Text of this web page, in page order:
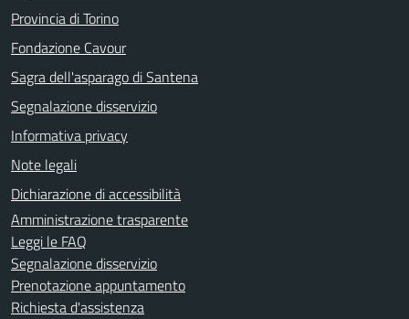
Provincia di Torino
Fondazione Cavour
Sagra dell'asparago di Santena
Segnalazione disservizio
Informativa privacy
Note legali
Dichiarazione di accessibilità
Amministrazione trasparente
Leggi le FAQ
Segnalazione disservizio
Prenotazione appuntamento
Richiesta d'assistenza